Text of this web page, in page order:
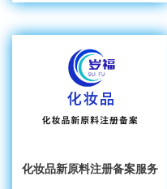
化妆品新原料注册备案服务